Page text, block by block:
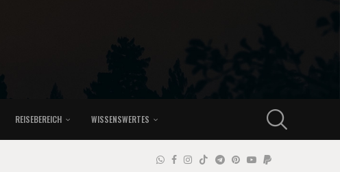
REISEBEREICH WISSENSWERTES